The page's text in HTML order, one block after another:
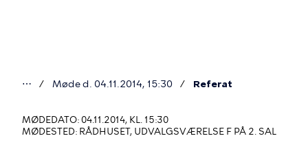
er
her
⋯ Møde d. 04.11.2014, 15:30 Referat
MØDEDATO: 04.11.2014, KL. 15:30
MØDESTED: RÅDHUSET, UDVALGSVÆRELSE F PÅ 2. SAL